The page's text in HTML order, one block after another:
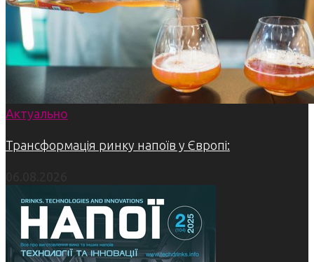
Актуально
Трансформація ринку напоїв у Європі: